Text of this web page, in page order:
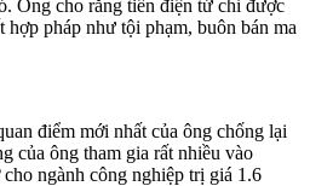
Ông cho rằng tiền điện tử chỉ được
hợp pháp như tội phạm, buôn bán ma
điểm mới nhất của ông chống lại
của ông tham gia rất nhiều vào
ngành công nghiệp trị giá 1.6